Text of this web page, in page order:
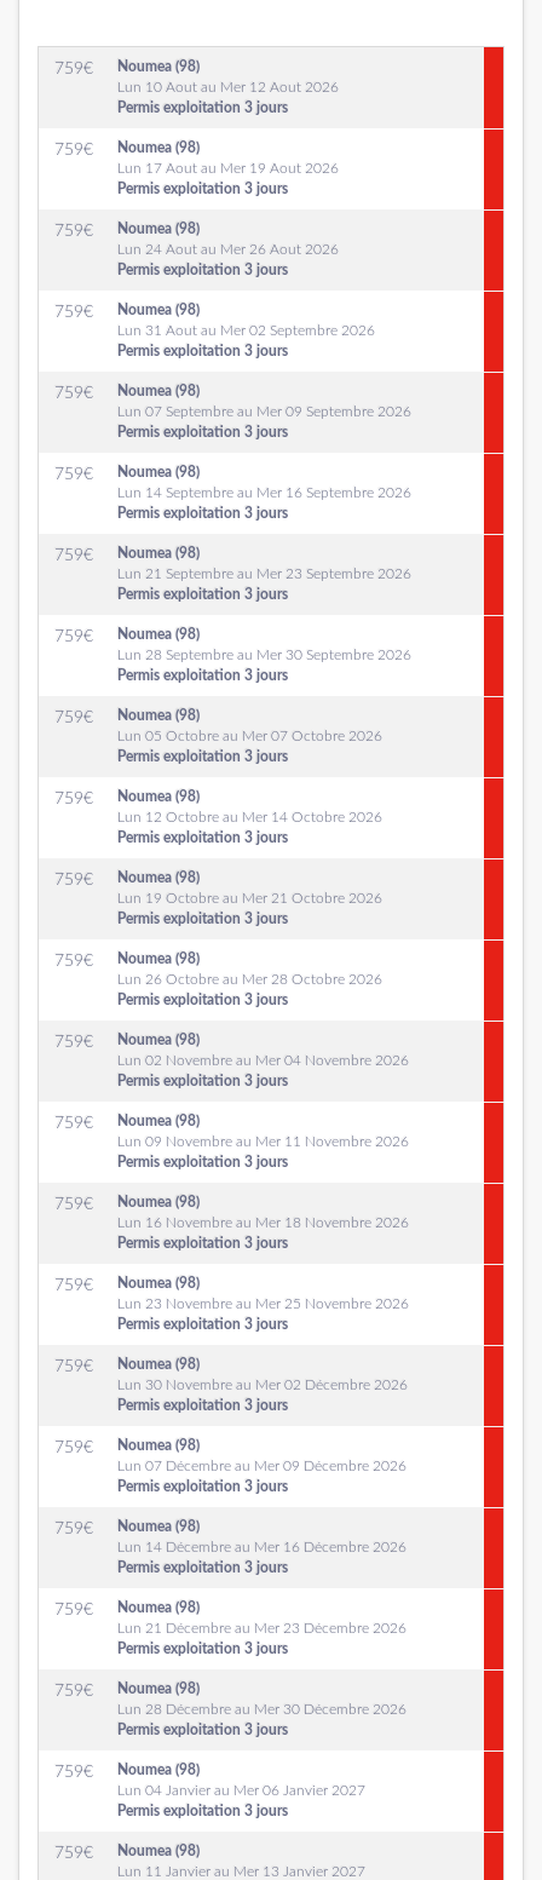
759€
Noumea (98)
Lun 10 Aout au Mer 12 Aout 2026
Permis exploitation 3 jours
759€
Noumea (98)
Lun 17 Aout au Mer 19 Aout 2026
Permis exploitation 3 jours
759€
Noumea (98)
Lun 24 Aout au Mer 26 Aout 2026
Permis exploitation 3 jours
759€
Noumea (98)
Lun 31 Aout au Mer 02 Septembre 2026
Permis exploitation 3 jours
759€
Noumea (98)
Lun 07 Septembre au Mer 09 Septembre 2026
Permis exploitation 3 jours
759€
Noumea (98)
Lun 14 Septembre au Mer 16 Septembre 2026
Permis exploitation 3 jours
759€
Noumea (98)
Lun 21 Septembre au Mer 23 Septembre 2026
Permis exploitation 3 jours
759€
Noumea (98)
Lun 28 Septembre au Mer 30 Septembre 2026
Permis exploitation 3 jours
759€
Noumea (98)
Lun 05 Octobre au Mer 07 Octobre 2026
Permis exploitation 3 jours
759€
Noumea (98)
Lun 12 Octobre au Mer 14 Octobre 2026
Permis exploitation 3 jours
759€
Noumea (98)
Lun 19 Octobre au Mer 21 Octobre 2026
Permis exploitation 3 jours
759€
Noumea (98)
Lun 26 Octobre au Mer 28 Octobre 2026
Permis exploitation 3 jours
759€
Noumea (98)
Lun 02 Novembre au Mer 04 Novembre 2026
Permis exploitation 3 jours
759€
Noumea (98)
Lun 09 Novembre au Mer 11 Novembre 2026
Permis exploitation 3 jours
759€
Noumea (98)
Lun 16 Novembre au Mer 18 Novembre 2026
Permis exploitation 3 jours
759€
Noumea (98)
Lun 23 Novembre au Mer 25 Novembre 2026
Permis exploitation 3 jours
759€
Noumea (98)
Lun 30 Novembre au Mer 02 Décembre 2026
Permis exploitation 3 jours
759€
Noumea (98)
Lun 07 Décembre au Mer 09 Décembre 2026
Permis exploitation 3 jours
759€
Noumea (98)
Lun 14 Décembre au Mer 16 Décembre 2026
Permis exploitation 3 jours
759€
Noumea (98)
Lun 21 Décembre au Mer 23 Décembre 2026
Permis exploitation 3 jours
759€
Noumea (98)
Lun 28 Décembre au Mer 30 Décembre 2026
Permis exploitation 3 jours
759€
Noumea (98)
Lun 04 Janvier au Mer 06 Janvier 2027
Permis exploitation 3 jours
759€
Noumea (98)
Lun 11 Janvier au Mer 13 Janvier 2027